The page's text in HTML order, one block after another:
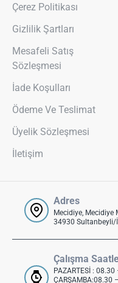
Çerez Politikası
Gizlilik Şartları
Mesafeli Satış
Sözleşmesi
İade Koşulları
Ödeme Ve Teslimat
Üyelik Sözleşmesi
İletişim
Adres
Mecidiye, Mecidiye
34930 Sultanbeyli/
Çalışma
PAZARTESİ :
ÇARŞAMBA:08.30